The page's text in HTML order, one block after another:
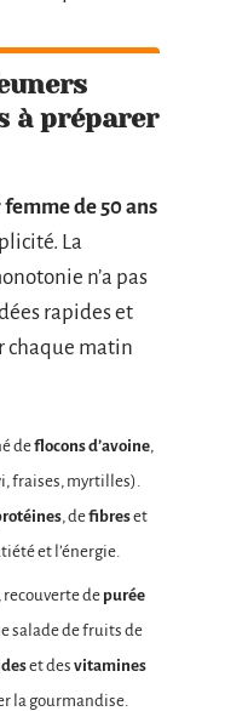
à préparer
de 50 ans
La
n’a pas
rapides et
chaque matin
deflocons d’avoine,
fraises, myrtilles).
, defibreset
et l’énergie.
recouverte de purée
salade de fruits de
et des vitamines
la gourmandise.